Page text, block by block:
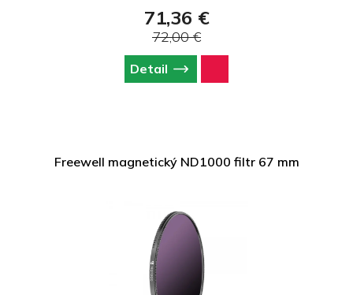
71,36 €
72,00 €
Detail
Freewell magnetický ND1000 filtr 67 mm